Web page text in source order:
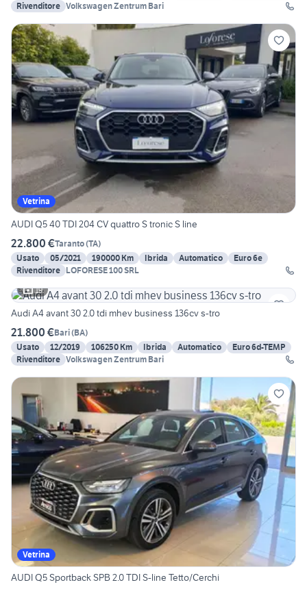
Rivenditore Volkswagen Zentrum Bari
Vetrina
AUDI Q5 40 TDI 204 CV quattro S tronic S line
22.800 €Taranto(TA)
Usato
05/2021 190000 Km Ibrida Automatico
Euro 6e
Rivenditore LOFORESE 100 SRL
19
Audi A4 avant 30 2.0 tdi mhev business 136cv s-tro
21.800 €Bari(BA)
Usato
12/2019 106250 Km Ibrida Automatico
Euro 6d-TEMP
Rivenditore Volkswagen Zentrum Bari
Vetrina
AUDI Q5 Sportback SPB 2.0 TDI S-line Tetto/Cerchi